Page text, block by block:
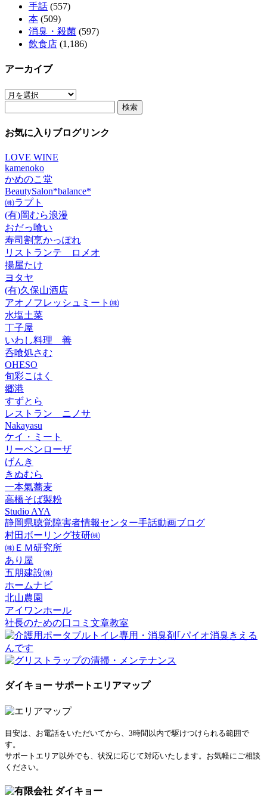
手話 (557)
本 (509)
消臭・殺菌 (597)
飲食店 (1,186)
アーカイブ
ア
イ
お気に入りブログリンク
LOVE WINE
kamenoko
かめのこ堂
BeautySalon*balance*
㈱ラプト
(有)岡むら浪漫
おだっ喰い
寿司割烹かっぽれ
リストランテ ロメオ
揚屋たけ
ヨタヤ
(有)久保山酒店
アオノフレッシュミート㈱
水塩土菜
丁子屋
いわし料理 善
呑喰処さむ
OHESO
旬彩こはく
郷港
すずとら
レストラン ニノサ
Nakayasu
ケイ・ミート
リーベンローザ
げんき
きぬむら
一本氣蕎麦
高橋そば製粉
Studio AYA
静岡県聴覚障害者情報センター手話動画ブログ
村田ボーリング技研㈱
㈱ＥＭ研究所
あり屋
五朋建設㈱
ホームナビ
北山農園
アイワンホール
社長のための口コミ文章教室
ダイキョー サポートエリアマップ
目安は、お電話をいただいてから、3時間以内で駆けつけられる範囲で
す。
サポートエリア以外でも、状況に応じて対応いたします。お気軽にご相談
ください。